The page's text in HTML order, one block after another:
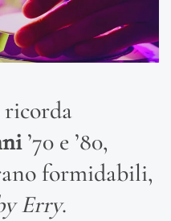
’70 e ’80,
formidabili,
Erry.